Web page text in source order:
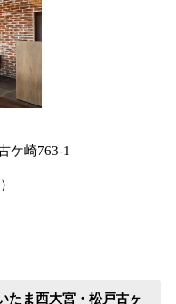
ケ崎763-1
たま西大宮・松戸古ヶ